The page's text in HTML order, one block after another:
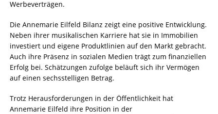
Werbeverträgen.
Die Annemarie Eilfeld Bilanz zeigt eine positive Entwicklung.
Neben ihrer musikalischen Karriere hat sie in Immobilien
investiert und eigene Produktlinien auf den Markt gebracht.
Auch ihre Präsenz in sozialen Medien trägt zum finanziellen
Erfolg bei. Schätzungen zufolge beläuft sich ihr Vermögen
auf einen sechsstelligen Betrag.
Trotz Herausforderungen in der Öffentlichkeit hat
Annemarie Eilfeld ihre Position in der